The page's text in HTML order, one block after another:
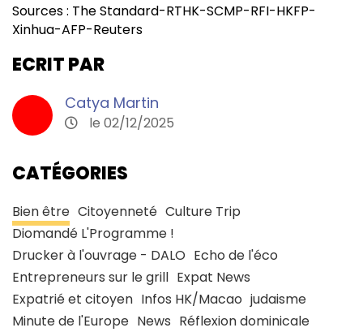
Sources : The Standard-RTHK-SCMP-RFI-HKFP-
Xinhua-AFP-Reuters
ECRIT PAR
Catya Martin
le 02/12/2025
CATÉGORIES
Bien être Citoyenneté Culture Trip
Diomandé L'Programme !
Drucker à l'ouvrage - DALO Echo de l'éco
Entrepreneurs sur le grill Expat News
Expatrié et citoyen Infos HK/Macao judaisme
Minute de l'Europe News Réflexion dominicale